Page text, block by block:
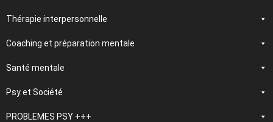
Thérapie interpersonnelle
Coaching et préparation mentale
Santé mentale
Psy et Société
PROBLEMES PSY +++
Traitements et
psychothérapies